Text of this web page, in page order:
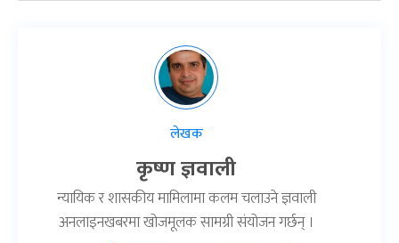
लेखक
कृष्ण ज्ञवाली
न्यायिक र शासकीय मामिलामा कलम चलाउने ज्ञवाली
अनलाइनखबरमा खोजमूलक सामग्री संयोजन गर्छन् ।